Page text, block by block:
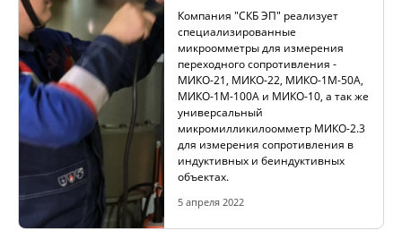
Компания "СКБ ЭП" реализует
специализированные
микроомметры для измерения
переходного сопротивления -
МИКО-21, МИКО-22, МИКО-1М-50А,
МИКО-1М-100А и МИКО-10, а так же
универсальный
микромилликилоомметр МИКО-2.3
для измерения сопротивления в
индуктивных и беиндуктивных
объектах.
5 апреля 2022